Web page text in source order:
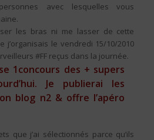
avec lesquelles vous
les bras ni me lasser de cette
j’organisais le vendredi 15/10/2010
#FF reçus dans la journée.
1concours des + supers
Je publierai les
blog n2 & offre l’apéro
que j’ai sélectionnés parce qu’ils